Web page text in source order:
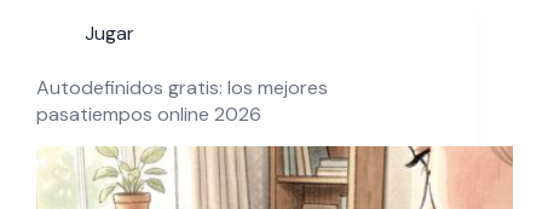
Jugar
Autodefinidos gratis: los mejores
pasatiempos online 2026